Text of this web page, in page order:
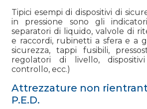
Tipici esempi di dispositivi di
in pressione sono gli
separatori di liquido, valvole di
e raccordi, rubinetti a sfera e a
sicurezza, tappi fusibili,
regolatori di livello,
controllo, ecc.)
Attrezzature non
P.E.D.